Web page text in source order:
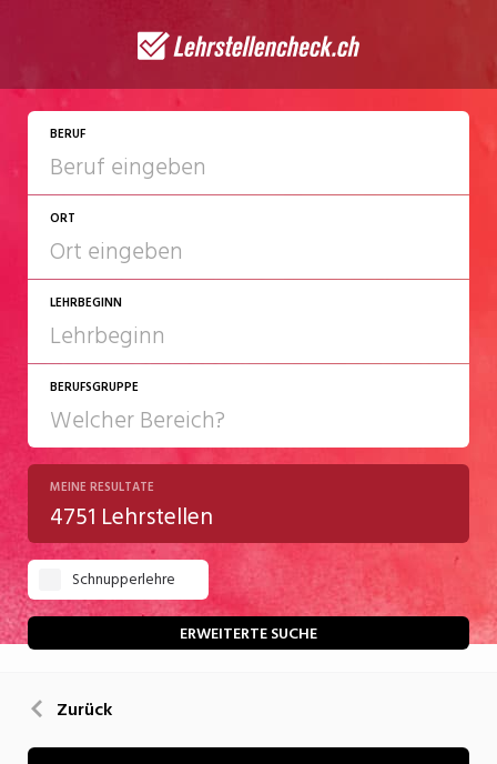
BERUF
ORT
LEHRBEGINN
2027
2028
BERUFSGRUPPE
Chemie/Pharma
Gastgewerbe
Gesundheit/Pflege/Soziales
Handwerk/Technik
Kultur
MEINE RESULTATE
4751 Lehrstellen
Schnupperlehre
ERWEITERTE SUCHE
Zurück